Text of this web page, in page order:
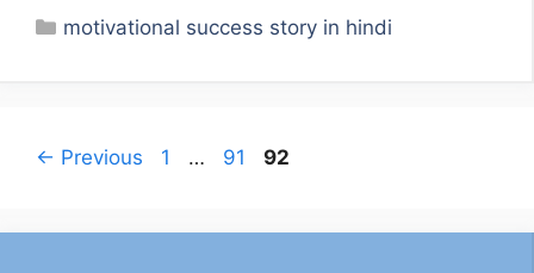
Categories
motivational success story in hindi
← Previous Page
1 … Page
91 Page
92